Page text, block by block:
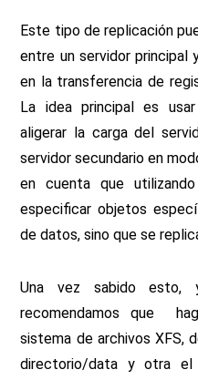
Este tipo de replicación
entre un servidor principal
en la transferencia de
La idea principal es
aligerar la carga del
servidor secundario en
en cuenta que
especificar objetos
de datos, sino que se
Una vez sabido esto,
recomendamos que
sistema de archivos XFS,
directorio/data y otra el